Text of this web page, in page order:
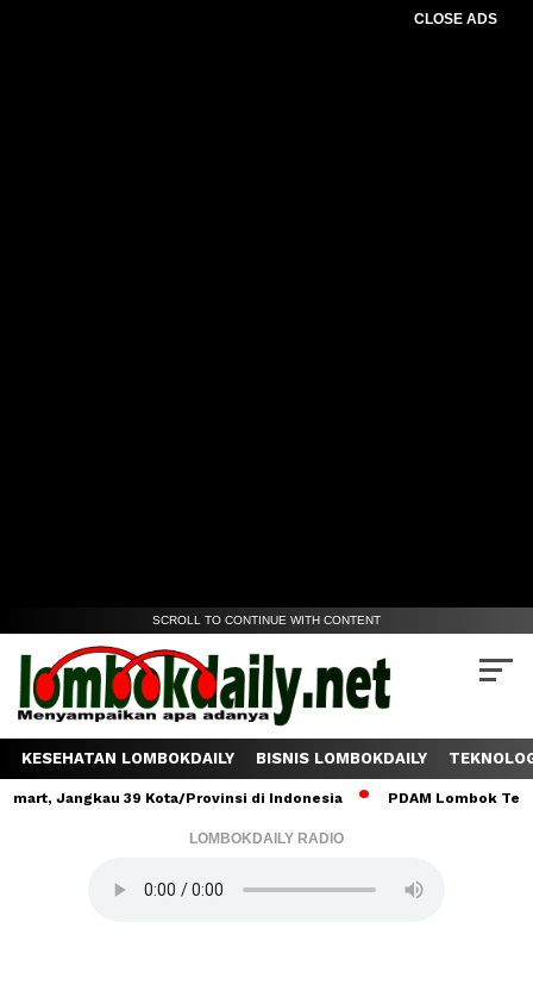
CLOSE ADS
SCROLL TO CONTINUE WITH CONTENT
KESEHATAN LOMBOKDAILY BISNIS LOMBOKDAILY
39 Kota/Provinsi di Indonesia PDAM Lombok Tengah
LOMBOKDAILY RADIO